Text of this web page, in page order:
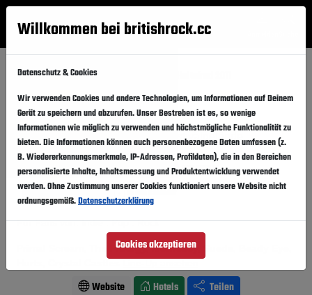
Menü
Startseite Festivals
Hultsfred 2011 Folgen
Schweden, Hultsfred, Festivalgelände
Donnerstag,14.07.2011-Samstag,16.07.2011
Vergangener Event
Für Fans von: Indie . Pop . Rock
Primal Scream, The Prodigy, Morrissey, Suede, Beady Eye,
Website Hotels Teilen
Willkommen bei britishrock.cc
Datenschutz & Cookies
Wir verwenden Cookies und andere Technologien, um Informationen auf Deinem
Gerät zu speichern und abzurufen. Unser Bestreben ist es, so wenige
Informationen wie möglich zu verwenden und höchstmögliche Funktionalität zu
bieten. Die Informationen können auch personenbezogene Daten umfassen (z.
B. Wiedererkennungsmerkmale, IP-Adressen, Profildaten), die in den Bereichen
personalisierte Inhalte, Inhaltsmessung und Produktentwicklung verwendet
werden. Ohne Zustimmung unserer Cookies funktioniert unsere Website nicht
ordnungsgemäß.Datenschutzerklärung
Cookies akzeptieren